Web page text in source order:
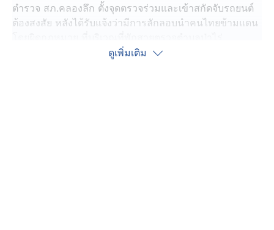
ตำรวจ สภ.คลองลึก ตั้งจุดตรวจร่วมและเข้าสกัดจับรถยนต์
ต้องสงสัย หลังได้รับแจ้งว่ามีการลักลอบนำคนไทยข้ามแดน
อ.อรัญประเทศ จ.สระแก้ว จากการสกัดรถยนต์
ดูเพิ่มเติม